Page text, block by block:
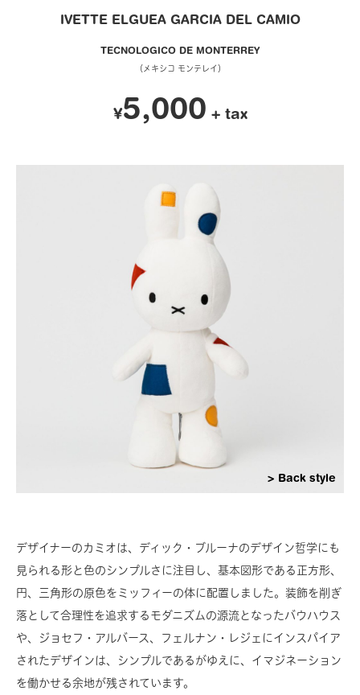
IVETTE ELGUEA GARCIA DEL CAMIO
TECNOLOGICO DE MONTERREY
（メキシコ モンテレイ）
¥5,000 + tax
Back style
デザイナーのカミオは、ディック・ブルーナのデザイン哲学にも
見られる形と色のシンプルさに注目し、基本図形である正方形、
円、三角形の原色をミッフィーの体に配置しました。装飾を削ぎ
落として合理性を追求するモダニズムの源流となったバウハウス
や、ジョセフ・アルバース、フェルナン・レジェにインスパイア
されたデザインは、シンプルであるがゆえに、イマジネーション
を働かせる余地が残されています。